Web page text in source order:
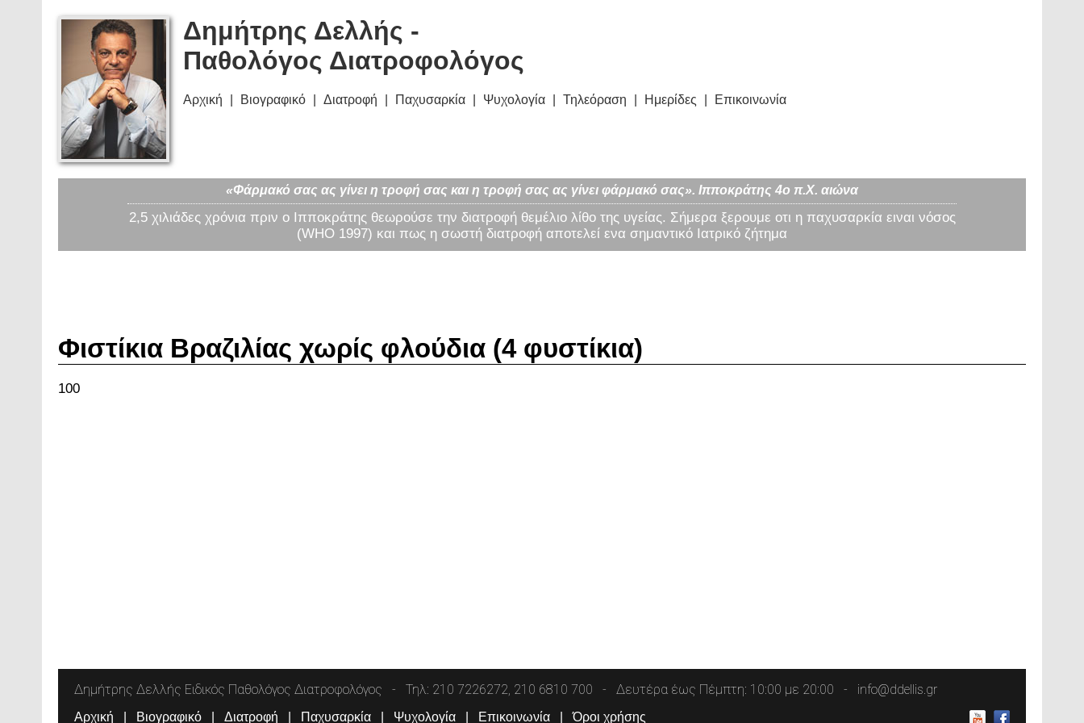
Δημήτρης Δελλής -
Παθολόγος Διατροφολόγος
Αρχική Βιογραφικό Διατροφή Παχυσαρκία Ψυχολογία Τηλεόραση Ημερίδες Επικοινωνία
«Φάρμακό σας ας γίνει η τροφή σας και η τροφή σας ας γίνει φάρμακό σας». Ιπποκράτης 4ο π.Χ. αιώνα
2,5 χιλιάδες χρόνια πριν ο Ιπποκράτης θεωρούσε την διατροφή θεμέλιο λίθο της υγείας. Σήμερα ξερουμε οτι η παχυσαρκία ειναι νόσος
(WHO 1997) και πως η σωστή διατροφή αποτελεί ενα σημαντικό Ιατρικό ζήτημα
Φιστίκια Βραζιλίας χωρίς φλούδια (4 φυστίκια)
100
Δημήτρης Δελλής Ειδικός Παθολόγος Διατροφολόγος Τηλ: 210 7226272, 210 6810 700 Δευτέρα έως Πέμπτη: 10:00 με 20:00 info@ddellis.gr
Αρχική Βιογραφικό Διατροφή Παχυσαρκία Ψυχολογία Επικοινωνία Όροι χρήσης